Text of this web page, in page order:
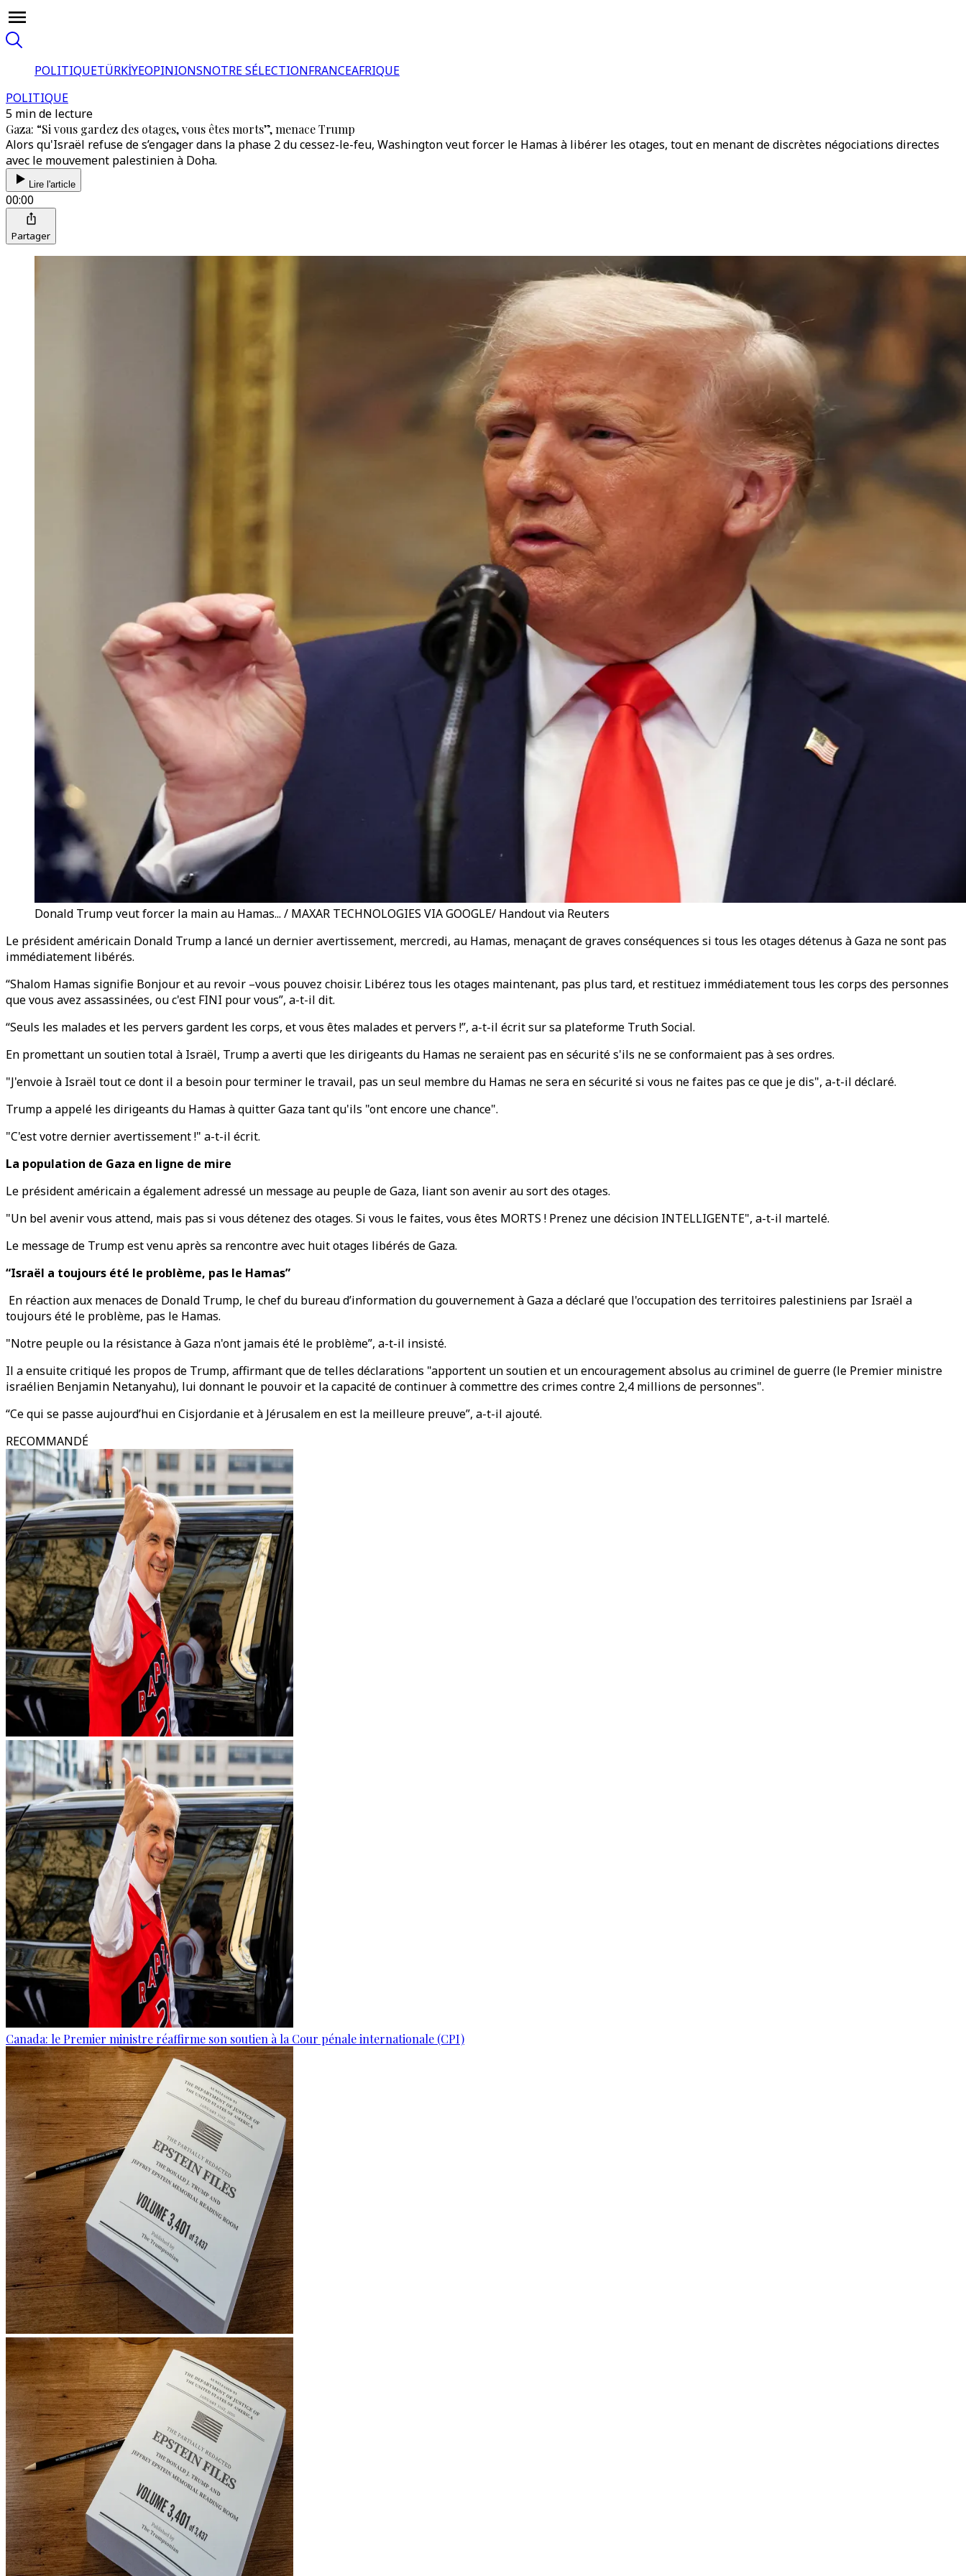
POLITIQUETÜRKİYEOPINIONSNOTRE SÉLECTIONFRANCEAFRIQUE
POLITIQUE
5 min de lecture
Gaza: “Si vous gardez des otages, vous êtes morts”, menace Trump
Alors qu'Israël refuse de s’engager dans la phase 2 du cessez-le-feu, Washington veut forcer le Hamas à libérer les otages, tout en menant de discrètes négociations directes
avec le mouvement palestinien à Doha.
Lire l'article
00:00
Partager
Donald Trump veut forcer la main au Hamas... / MAXAR TECHNOLOGIES VIA GOOGLE/ Handout via Reuters
Le président américain Donald Trump a lancé un dernier avertissement, mercredi, au Hamas, menaçant de graves conséquences si tous les otages détenus à Gaza ne sont pas
immédiatement libérés.
“Shalom Hamas signifie Bonjour et au revoir –vous pouvez choisir. Libérez tous les otages maintenant, pas plus tard, et restituez immédiatement tous les corps des personnes
que vous avez assassinées, ou c'est FINI pour vous”, a-t-il dit.
“Seuls les malades et les pervers gardent les corps, et vous êtes malades et pervers !”, a-t-il écrit sur sa plateforme Truth Social.
En promettant un soutien total à Israël, Trump a averti que les dirigeants du Hamas ne seraient pas en sécurité s'ils ne se conformaient pas à ses ordres.
"J'envoie à Israël tout ce dont il a besoin pour terminer le travail, pas un seul membre du Hamas ne sera en sécurité si vous ne faites pas ce que je dis", a-t-il déclaré.
Trump a appelé les dirigeants du Hamas à quitter Gaza tant qu'ils "ont encore une chance".
"C'est votre dernier avertissement !" a-t-il écrit.
La population de Gaza en ligne de mire
Le président américain a également adressé un message au peuple de Gaza, liant son avenir au sort des otages.
"Un bel avenir vous attend, mais pas si vous détenez des otages. Si vous le faites, vous êtes MORTS ! Prenez une décision INTELLIGENTE", a-t-il martelé.
Le message de Trump est venu après sa rencontre avec huit otages libérés de Gaza.
“Israël a toujours été le problème, pas le Hamas”
En réaction aux menaces de Donald Trump, le chef du bureau d’information du gouvernement à Gaza a déclaré que l'occupation des territoires palestiniens par Israël a
toujours été le problème, pas le Hamas.
"Notre peuple ou la résistance à Gaza n'ont jamais été le problème”, a-t-il insisté.
Il a ensuite critiqué les propos de Trump, affirmant que de telles déclarations "apportent un soutien et un encouragement absolus au criminel de guerre (le Premier ministre
israélien Benjamin Netanyahu), lui donnant le pouvoir et la capacité de continuer à commettre des crimes contre 2,4 millions de personnes".
“Ce qui se passe aujourd’hui en Cisjordanie et à Jérusalem en est la meilleure preuve”, a-t-il ajouté.
RECOMMANDÉ
Canada: le Premier ministre réaffirme son soutien à la Cour pénale internationale (CPI)